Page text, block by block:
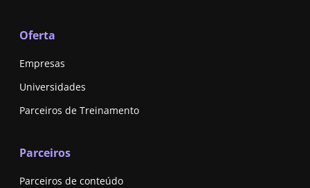
Oferta
Empresas
Universidades
Parceiros de Treinamento
Parceiros
Parceiros de conteúdo